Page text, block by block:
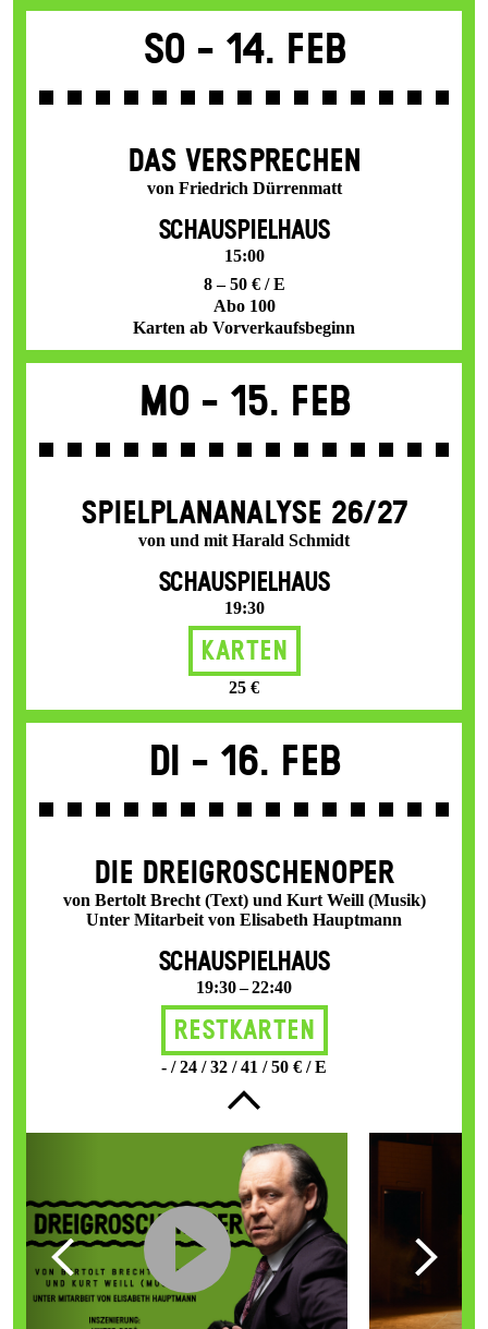
So - 14. Feb
DAS VER­SPRECHEN
von Friedrich Dürrenmatt
SCHAUSPIELHAUS
15:00
8 – 50 € / E
Abo 100
Karten ab Vorverkaufsbeginn
Mo - 15. Feb
SPIEL­PLAN­ANALYSE 26/27
von und mit Harald Schmidt
SCHAUSPIELHAUS
19:30
Karten
25 €
Di - 16. Feb
DIE DREI­GROSCHEN­OPER
von Bertolt Brecht (Text) und Kurt Weill (Musik)
Unter Mitarbeit von Elisabeth Hauptmann
SCHAUSPIELHAUS
19:30 – 22:40
Restkarten
- / 24 / 32 / 41 / 50 € / E